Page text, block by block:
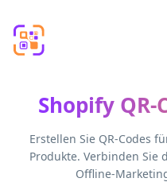
Shopify
Erstellen Sie QR-Codes
Produkte. Verbinden Sie
Offline-